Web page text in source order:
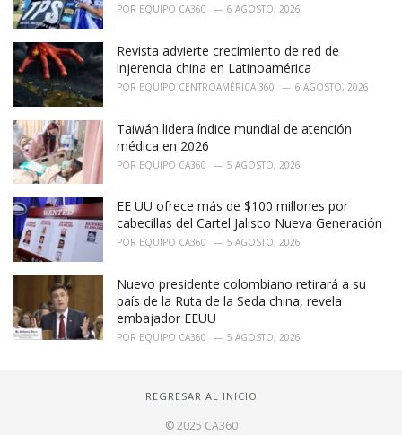
POR EQUIPO CA360 6 AGOSTO, 2026
Revista advierte crecimiento de red de
injerencia china en Latinoamérica
POR EQUIPO CENTROAMÉRICA 360 6 AGOSTO, 2026
Taiwán lidera índice mundial de atención
médica en 2026
POR EQUIPO CA360 5 AGOSTO, 2026
EE UU ofrece más de $100 millones por
cabecillas del Cartel Jalisco Nueva Generación
POR EQUIPO CA360 5 AGOSTO, 2026
Nuevo presidente colombiano retirará a su
país de la Ruta de la Seda china, revela
embajador EEUU
POR EQUIPO CA360 5 AGOSTO, 2026
REGRESAR AL INICIO
© 2025 CA360